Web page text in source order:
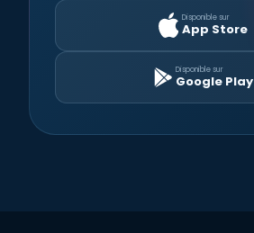
Disponible sur
App Store
Disponible sur
Google Play